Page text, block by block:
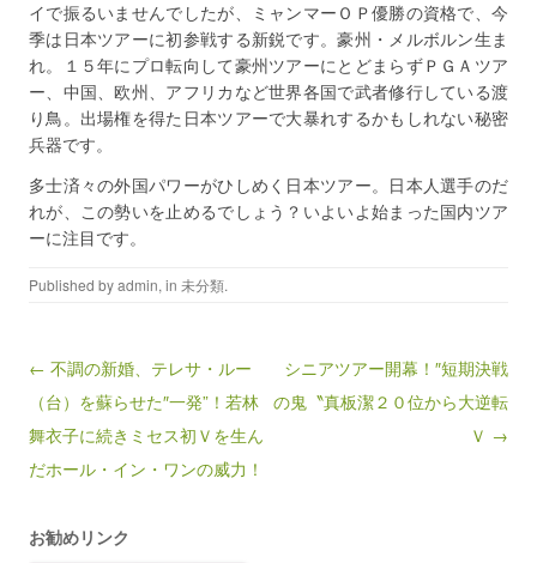
イで振るいませんでしたが、ミャンマーＯＰ優勝の資格で、今
季は日本ツアーに初参戦する新鋭です。豪州・メルボルン生ま
れ。１５年にプロ転向して豪州ツアーにとどまらずＰＧＡツア
ー、中国、欧州、アフリカなど世界各国で武者修行している渡
り鳥。出場権を得た日本ツアーで大暴れするかもしれない秘密
兵器です。
多士済々の外国パワーがひしめく日本ツアー。日本人選手のだ
れが、この勢いを止めるでしょう？いよいよ始まった国内ツア
ーに注目です。
Published byadmin, in 未分類.
Post navigation
← 不調の新婚、テレサ・ルー
（台）を蘇らせた″一発”！若林
舞衣子に続きミセス初Ｖを生ん
だホール・イン・ワンの威力！
シニアツアー開幕！″短期決戦
の鬼〝真板潔２０位から大逆転
Ｖ →
お勧めリンク